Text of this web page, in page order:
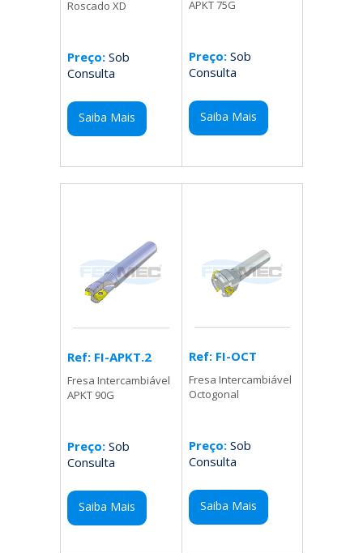
Roscado XD
Preço: Sob
Consulta
Saiba Mais
APKT 75G
Preço:Sob
Consulta
Saiba Mais
Ref: FI-APKT.2
Fresa Intercambiável
APKT 90G
Preço: Sob
Consulta
Saiba Mais
Ref: FI-OCT
Fresa Intercambiável
Octogonal
Preço:Sob
Consulta
Saiba Mais